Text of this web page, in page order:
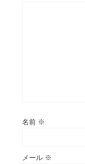
名前 ※
メール ※